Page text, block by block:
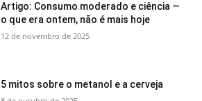
Artigo: Consumo moderado e ciência —
o que era ontem, não é mais hoje
12 de novembro de 2025
5 mitos sobre o metanol e a cerveja